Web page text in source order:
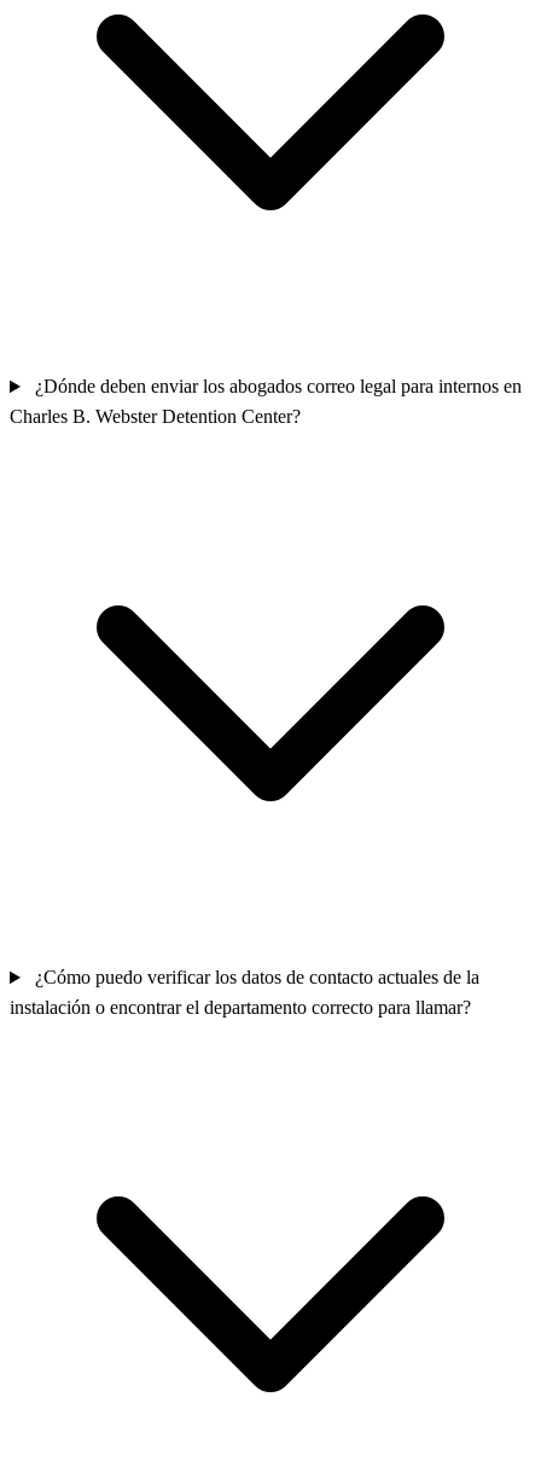
¿Dónde deben enviar los abogados correo legal para internos en
Charles B. Webster Detention Center?
¿Cómo puedo verificar los datos de contacto actuales de la
instalación o encontrar el departamento correcto para llamar?